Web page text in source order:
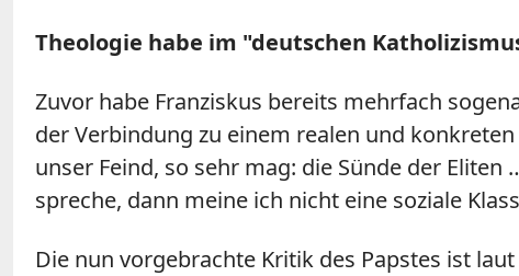
Theologie habe im "deutschen
Zuvor habe Franziskus bereits mehrfach
der Verbindung zu einem realen und
unser Feind, so sehr mag: die Sünde der
spreche, dann meine ich nicht eine soziale
Die nun vorgebrachte Kritik des Papstes ist